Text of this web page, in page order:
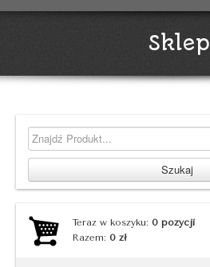
Sklep
Teraz w koszyku: 0 pozycji
Razem: 0 zł